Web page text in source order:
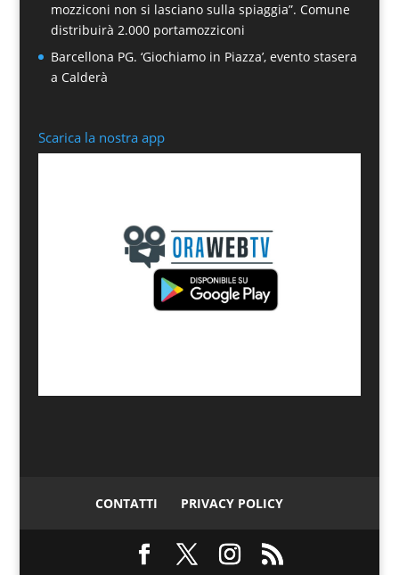
mozziconi non si lasciano sulla spiaggia”. Comune
distribuirà 2.000 portamozziconi
Barcellona PG. ‘Giochiamo in Piazza’, evento stasera
a Calderà
Scarica la nostra app
CONTATTI PRIVACY POLICY